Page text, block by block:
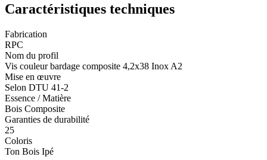
Caractéristiques techniques
Fabrication
RPC
Nom du profil
Vis couleur bardage composite 4,2x38 Inox A2
Mise en œuvre
Selon DTU 41-2
Essence / Matière
Bois Composite
Garanties de durabilité
25
Coloris
Ton Bois Ipé